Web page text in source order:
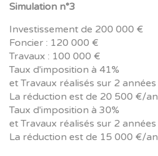
Simulation n°3
Investissement de 200 000 €
Foncier : 120 000 €
Travaux : 100 000 €
Taux d'imposition à 41%
et Travaux réalisés sur 2 années
La réduction est de 20 500 €/an
Taux d'imposition à 30%
et Travaux réalisés sur 2 années
La réduction est de 15 000 €/an